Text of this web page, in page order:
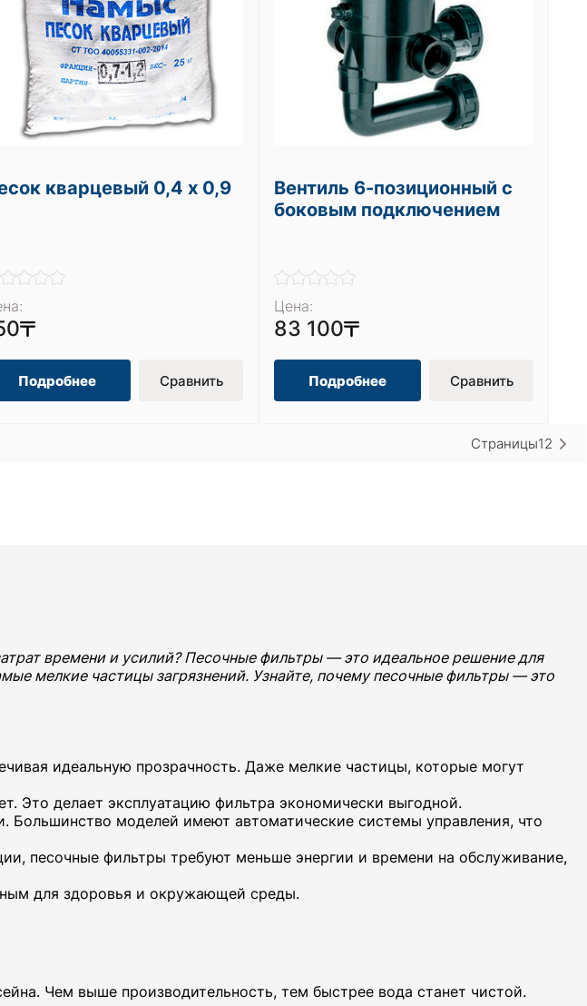
кварцевый 0,4 х 0,9
Подробнее Сравнить
Вентиль 6-позиционный с
боковым подключением
Цена:
83 100
Подробнее Сравнить
Страницы12
времени и усилий? Песочные фильтры — это идеальное решение для
мелкие частицы загрязнений. Узнайте, почему песочные фильтры — это
идеальную прозрачность. Даже мелкие частицы, которые могут
Это делает эксплуатацию фильтра экономически выгодной.
Большинство моделей имеют автоматические системы управления, что
песочные фильтры требуют меньше энергии и времени на обслуживание,
для здоровья и окружающей среды.
Чем выше производительность, тем быстрее вода станет чистой.